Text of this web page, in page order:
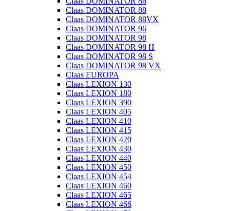
Claas DOMINATOR 88
Claas DOMINATOR 88VX
Claas DOMINATOR 96
Claas DOMINATOR 98
Claas DOMINATOR 98 H
Claas DOMINATOR 98 S
Claas DOMINATOR 98 VX
Claas EUROPA
Claas LEXION 130
Claas LEXION 180
Claas LEXION 390
Claas LEXION 405
Claas LEXION 410
Claas LEXION 415
Claas LEXION 420
Claas LEXION 430
Claas LEXION 440
Claas LEXION 450
Claas LEXION 454
Claas LEXION 460
Claas LEXION 465
Claas LEXION 466